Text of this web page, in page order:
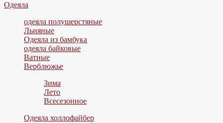
Одеяла
одеяла полушерстяные
Льняные
Одеяла из бамбука
одеяла байковые
Ватные
Верблюжье
Зима
Лето
Всесезонное
Одеяла холлофайбер